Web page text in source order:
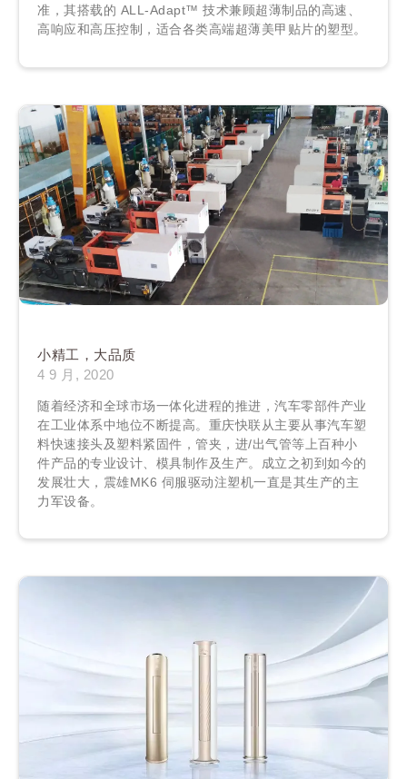
准，其搭载的 ALL-Adapt™ 技术兼顾超薄制品的高速、
高响应和高压控制，适合各类高端超薄美甲贴片的塑型。
小精工，大品质
4 9 月, 2020
随着经济和全球市场一体化进程的推进，汽车零部件产业
在工业体系中地位不断提高。重庆快联从主要从事汽车塑
料快速接头及塑料紧固件，管夹，进/出气管等上百种小
件产品的专业设计、模具制作及生产。成立之初到如今的
发展壮大，震雄MK6 伺服驱动注塑机一直是其生产的主
力军设备。